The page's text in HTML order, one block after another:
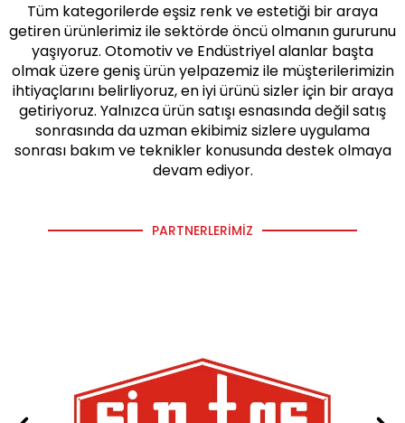
Tüm kategorilerde eşsiz renk ve estetiği bir araya
getiren ürünlerimiz ile sektörde öncü olmanın gururunu
yaşıyoruz. Otomotiv ve Endüstriyel alanlar başta
olmak üzere geniş ürün yelpazemiz ile müşterilerimizin
ihtiyaçlarını belirliyoruz, en iyi ürünü sizler için bir araya
getiriyoruz. Yalnızca ürün satışı esnasında değil satış
sonrasında da uzman ekibimiz sizlere uygulama
sonrası bakım ve teknikler konusunda destek olmaya
devam ediyor.
PARTNERLERIMIZ